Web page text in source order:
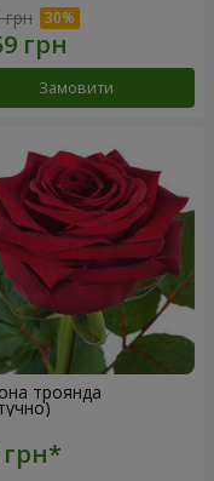
грн
Замовити
троянда